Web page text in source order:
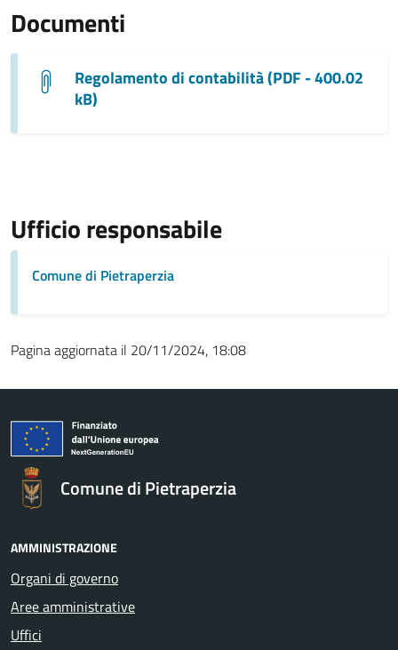
Documenti
Regolamento di contabilità (PDF - 400.02
kB)
Ufficio responsabile
Comune di Pietraperzia
Pagina aggiornata il 20/11/2024, 18:08
Comune di Pietraperzia
AMMINISTRAZIONE
Organi di governo
Aree amministrative
Uffici